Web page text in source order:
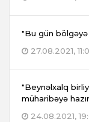
"Bu gün
27.08.2021,
"Beynəlxalq
müharibəyə
24.08.2021,